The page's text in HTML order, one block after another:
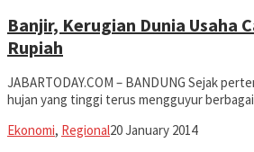
Banjir, Kerugian Dunia Usaha
Rupiah
JABARTODAY.COM – BANDUNG Sejak
hujan yang tinggi terus mengguyur
Ekonomi, RegionalJabar
20 January 2014